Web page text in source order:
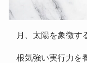
月、太陽を象徴す
根気強い実行力を